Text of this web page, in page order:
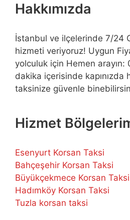
Hakkımızda
İstanbul ve ilçelerinde 7/24
hizmeti veriyoruz! Uygun
yolculuk için Hemen arayın:
dakika içerisinde kapınızda
taksinize güvenle
Hizmet
Esenyurt Korsan Taksi
Bahçeşehir Korsan Taksi
Büyükçekmece Korsan Taksi
Hadımköy Korsan Taksi
Tuzla korsan taksi